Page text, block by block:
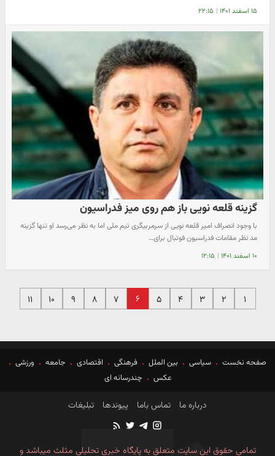
۱۵ اسفند ۱۴۰۱ | ۲۲:۱۵
گزینه قلعه نویی باز هم روی میز فدراسیون
با وجود انصراف امیر قلعه نویی از سرمربیگری تیم ملی اما به نظر می‌رسد او تنها گزینه
مد نظر مقامات فدراسیون فوتبال برای…
۱۰ اسفند ۱۴۰۱ | ۱۲:۱۵
۱ ۲ ۳ ۴ ۵ ۶ ۷ ۸ ۹ ۱۰ ۱۱
صفحه نخست سیاسی بین الملل فرهنگی اقتصادی جامعه
ورزشی
عکس
چندرسانه ای
درباره ما تماس باما پیوندها تبلیغات
تمامی حقوق این سایت متعلق به پایگاه خبری تحلیلی مثلث میباشد و